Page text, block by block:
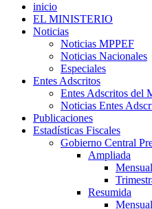
inicio
EL MINISTERIO
Noticias
Noticias MPPEF
Noticias Nacionales
Especiales
Entes Adscritos
Entes Adscritos del
Noticias Entes
Publicaciones
Estadísticas Fiscales
Gobierno Central
Ampliada
Mensual
Resumida
Mensual